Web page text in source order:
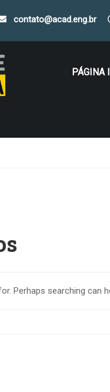
contato@acad.eng.br
PÁGINA
Perhaps searching can